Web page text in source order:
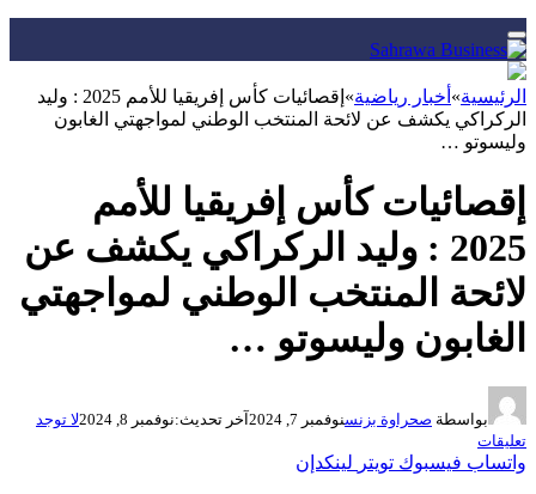
الرئيسية» أخبار رياضية»
إقصائيات كأس إفريقيا للأمم 2025 : وليد
الركراكي يكشف عن لائحة المنتخب الوطني لمواجهتي الغابون
وليسوتو …
إقصائيات كأس إفريقيا للأمم
2025 : وليد الركراكي يكشف عن
لائحة المنتخب الوطني لمواجهتي
الغابون وليسوتو …
بواسطة صحراوة بزنسنوفمبر 7, 2024 آخر تحديث:نوفمبر 8, 2024
لا توجد
تعليقات
واتساب فيسبوك تويتر لينكدإن